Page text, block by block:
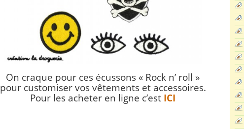
On craque pour ces écussons « Rock n’ roll »
pour customiser vos vêtements et accessoires.
Pour les acheter en ligne c’est ICI